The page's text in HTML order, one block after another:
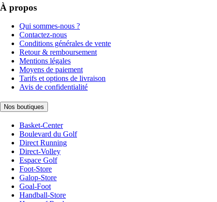
À propos
Qui sommes-nous ?
Contactez-nous
Conditions générales de vente
Retour & remboursement
Mentions légales
Moyens de paiement
Tarifs et options de livraison
Avis de confidentialité
Nos boutiques
Basket-Center
Boulevard du Golf
Direct Running
Direct-Volley
Espace Golf
Foot-Store
Galop-Store
Goal-Foot
Handball-Store